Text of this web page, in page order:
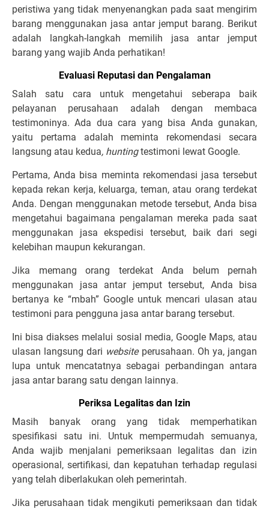
peristiwa yang tidak menyenangkan pada saat mengirim
barang menggunakan jasa antar jemput barang. Berikut
adalah langkah-langkah memilih jasa antar jemput
barang yang wajib Anda perhatikan!
Evaluasi Reputasi dan Pengalaman
Salah satu cara untuk mengetahui seberapa baik
pelayanan perusahaan adalah dengan membaca
testimoninya. Ada dua cara yang bisa Anda gunakan,
yaitu pertama adalah meminta rekomendasi secara
langsung atau kedua, huntingtestimoni lewat Google.
Pertama, Anda bisa meminta rekomendasi jasa tersebut
kepada rekan kerja, keluarga, teman, atau orang terdekat
Anda. Dengan menggunakan metode tersebut, Anda bisa
mengetahui bagaimana pengalaman mereka pada saat
menggunakan jasa ekspedisi tersebut, baik dari segi
kelebihan maupun kekurangan.
Jika memang orang terdekat Anda belum pernah
menggunakan jasa antar jemput tersebut, Anda bisa
bertanya ke “mbah” Google untuk mencari ulasan atau
testimoni para pengguna jasa antar barang tersebut.
Ini bisa diakses melalui sosial media, Google Maps, atau
ulasan langsung dari website perusahaan. Oh ya, jangan
lupa untuk mencatatnya sebagai perbandingan antara
jasa antar barang satu dengan lainnya.
Periksa Legalitas dan Izin
Masih banyak orang yang tidak memperhatikan
spesifikasi satu ini. Untuk mempermudah semuanya,
Anda wajib menjalani pemeriksaan legalitas dan izin
operasional, sertifikasi, dan kepatuhan terhadap regulasi
yang telah diberlakukan oleh pemerintah.
Jika perusahaan tidak mengikuti pemeriksaan dan tidak